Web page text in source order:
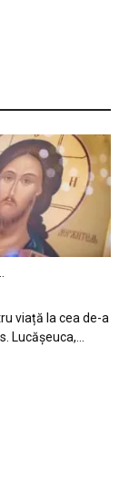
viață la cea de-a
Lucășeuca,...